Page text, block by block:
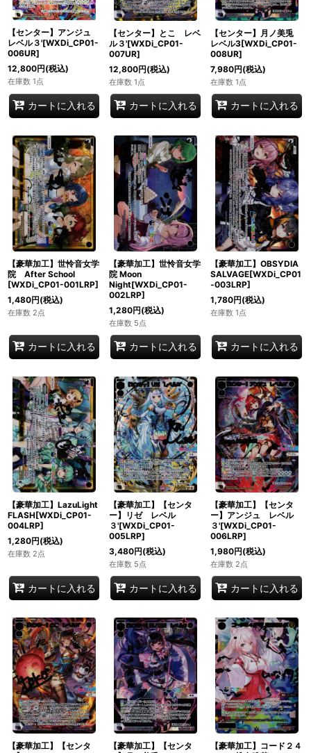
【センター】アンジュ
レベル３'[WXDi_CP01-
006UR]
12,800円(税込)
在庫数 1点
カートに入れる
【センター】とこ レベ
ル３'[WXDi_CP01-
007UR]
12,800円(税込)
在庫数 1点
カートに入れる
【センター】月ノ美兎
レベル3[WXDi_CP01-
008UR]
7,980円(税込)
在庫数 1点
カートに入れる
【豪華加工】世怜音女学
院 After School
[WXDi_CP01-001LRP]
1,480円(税込)
在庫数 2点
カートに入れる
【豪華加工】世怜音女学
院 Moon
Night[WXDi_CP01-
002LRP]
1,280円(税込)
在庫数 5点
カートに入れる
【豪華加工】OBSYDIA
SALVAGE[WXDi_CP01
-003LRP]
1,780円(税込)
在庫数 1点
カートに入れる
【豪華加工】LazuLight
FLASH[WXDi_CP01-
004LRP]
1,280円(税込)
在庫数 2点
カートに入れる
【豪華加工】【センタ
ー】リゼ レベル
３'[WXDi_CP01-
005LRP]
3,480円(税込)
在庫数 5点
カートに入れる
【豪華加工】【センタ
ー】アンジュ レベル
３'[WXDi_CP01-
006LRP]
1,980円(税込)
在庫数 2点
カートに入れる
【豪華加工】【センタ
【豪華加工】【センタ
【豪華加工】コード２４